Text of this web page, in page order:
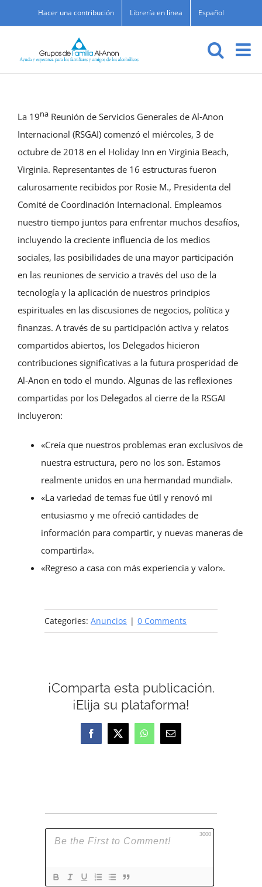
to
Hacer una contribución Librería en línea Español
La 19na Reunión de Servicios Generales de Al‑Anon
Internacional (RSGAI) comenzó el miércoles, 3 de
octubre de 2018 en el Holiday Inn en Virginia Beach,
Virginia. Representantes de 16 estructuras fueron
calurosamente recibidos por Rosie M., Presidenta del
Comité de Coordinación Internacional. Empleamos
nuestro tiempo juntos para enfrentar muchos desafíos,
incluyendo la creciente influencia de los medios
sociales, las posibilidades de una mayor participación
en las reuniones de servicio a través del uso de la
tecnología y la aplicación de nuestros principios
espirituales en las discusiones de negocios, política y
finanzas. A través de su participación activa y relatos
compartidos abiertos, los Delegados hicieron
contribuciones significativas a la futura prosperidad de
Al‑Anon en todo el mundo. Algunas de las reflexiones
compartidas por los Delegados al cierre de la RSGAI
incluyeron:
«Creía que nuestros problemas eran exclusivos de
nuestra estructura, pero no los son. Estamos
realmente unidos en una hermandad mundial».
«La variedad de temas fue útil y renovó mi
entusiasmo y me ofreció cantidades de
información para compartir, y nuevas maneras de
compartirla».
«Regreso a casa con más experiencia y valor».
Categories:Anuncios | 0 Comments
¡Comparta esta publicación.
¡Elija su plataforma!
Facebook
X WhatsAppEmail
3000